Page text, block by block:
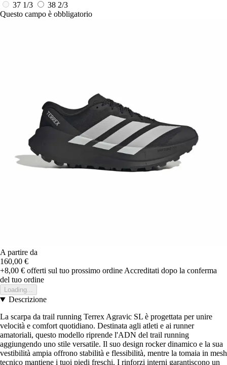
37 1/3
38 2/3
Questo campo è obbligatorio
A partire da
160,00 €
+8,00 € offerti sul tuo prossimo ordineAccreditati dopo la conferma
del tuo ordine
Loading...
Descrizione
La scarpa da trail running Terrex Agravic SL è progettata per unire
velocità e comfort quotidiano. Destinata agli atleti e ai runner
amatoriali, questo modello riprende l'ADN del trail running
aggiungendo uno stile versatile. Il suo design rocker dinamico e la sua
vestibilità ampia offrono stabilità e flessibilità, mentre la tomaia in mesh
tecnico mantiene i tuoi piedi freschi. I rinforzi interni garantiscono un